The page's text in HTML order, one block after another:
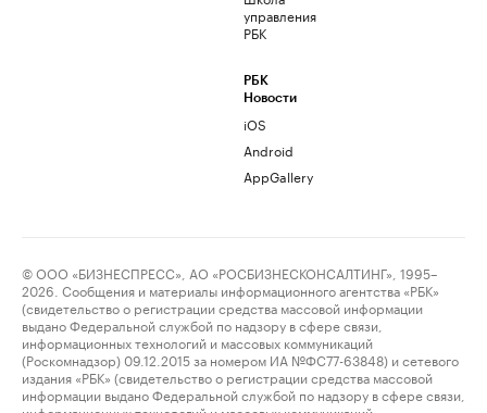
управления
РБК
РБК
Новости
iOS
Android
AppGallery
© ООО «БИЗНЕСПРЕСС», АО «РОСБИЗНЕСКОНСАЛТИНГ», 1995–
2026. Сообщения и материалы информационного агентства «РБК»
(свидетельство о регистрации средства массовой информации
выдано Федеральной службой по надзору в сфере связи,
информационных технологий и массовых коммуникаций
(Роскомнадзор) 09.12.2015 за номером ИА №ФС77-63848) и сетевого
издания «РБК» (свидетельство о регистрации средства массовой
информации выдано Федеральной службой по надзору в сфере связи,